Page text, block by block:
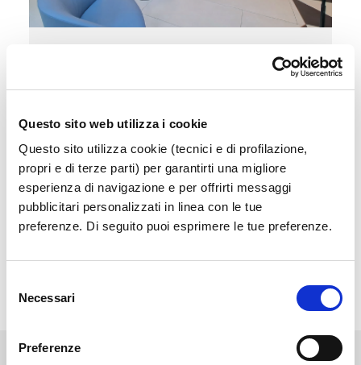
Questo sito web utilizza i cookie
Questo sito utilizza cookie (tecnici e di profilazione,
propri e di terze parti) per garantirti una migliore
esperienza di navigazione e per offrirti messaggi
pubblicitari personalizzati in linea con le tue
preferenze. Di seguito puoi esprimere le tue preferenze.
delNecessari
Preferenze
Scopri di più